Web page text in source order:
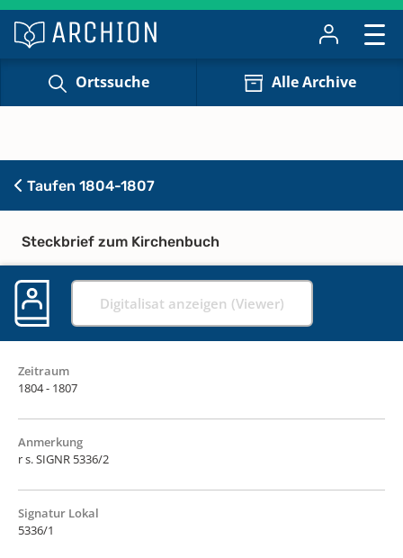
Ortssuche Alle Archive
Taufen 1804-1807
Steckbrief zum Kirchenbuch
Digitalisat anzeigen (Viewer)
Zeitraum
1804 - 1807
Anmerkung
r s. SIGNR 5336/2
Signatur Lokal
5336/1